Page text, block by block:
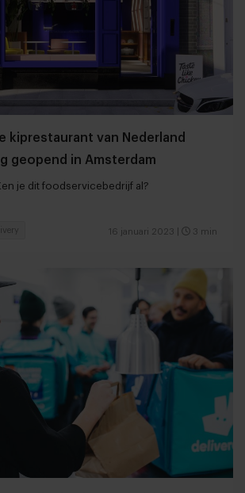
kiprestaurant van Nederland
geopend in Amsterdam
je dit foodservicebedrijf al?
16 januari 2023 3 min